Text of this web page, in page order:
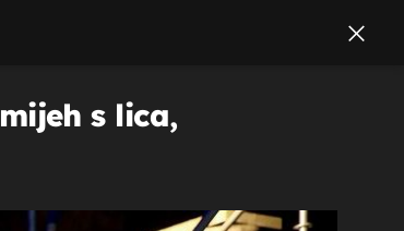
s lica,